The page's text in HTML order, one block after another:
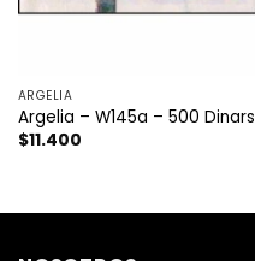
ARGELIA
Argelia – W145a – 500 Dinars
$11.400